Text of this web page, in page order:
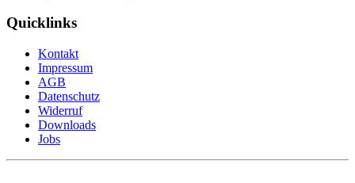
Quicklinks
Kontakt
Impressum
AGB
Datenschutz
Widerruf
Downloads
Jobs